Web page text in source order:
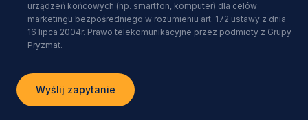
urządzeń końcowych (np. smartfon, komputer) dla celów
marketingu bezpośredniego w rozumieniu art. 172 ustawy z dnia
16 lipca 2004r. Prawo telekomunikacyjne przez podmioty z Grupy
Pryzmat.
Wyślij zapytanie